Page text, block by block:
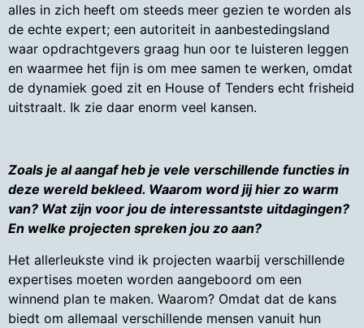
alles in zich heeft om steeds meer gezien te worden als
de echte expert; een autoriteit in aanbestedingsland
waar opdrachtgevers graag hun oor te luisteren leggen
en waarmee het fijn is om mee samen te werken, omdat
de dynamiek goed zit en House of Tenders echt frisheid
uitstraalt. Ik zie daar enorm veel kansen.
Zoals je al aangaf heb je vele verschillende functies in
deze wereld bekleed. Waarom word jij hier zo warm
van? Wat zijn voor jou de interessantste uitdagingen?
En welke projecten spreken jou zo aan?
Het allerleukste vind ik projecten waarbij verschillende
expertises moeten worden aangeboord om een
winnend plan te maken. Waarom? Omdat dat de kans
biedt om allemaal verschillende mensen vanuit hun